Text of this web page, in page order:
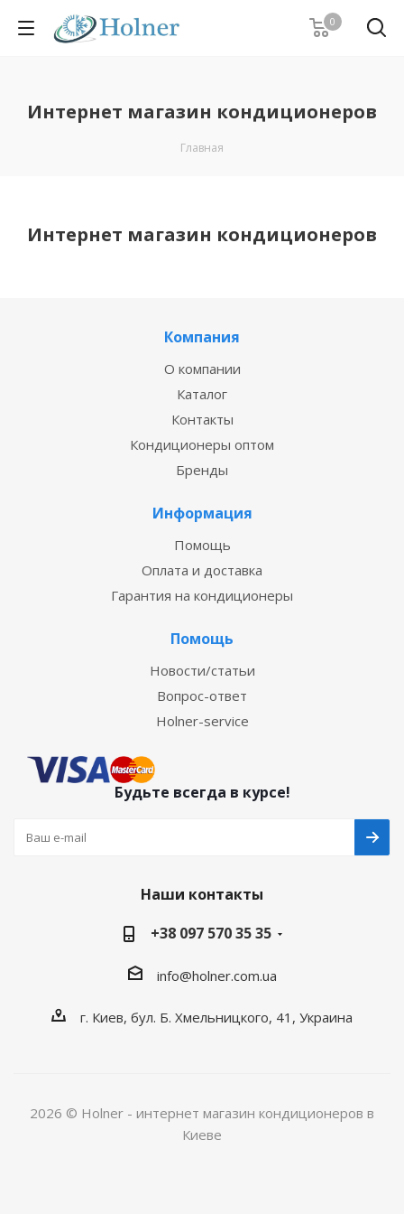
0
Интернет магазин кондиционеров
Главная
Интернет магазин кондиционеров
Компания
О компании
Каталог
Контакты
Кондиционеры оптом
Бренды
Информация
Помощь
Оплата и доставка
Гарантия на кондиционеры
Помощь
Новости/статьи
Вопрос-ответ
Holner-service
Будьте всегда в курсе!
Наши контакты
+38 097 570 35 35
info@holner.com.ua
г. Киев, бул. Б. Хмельницкого, 41, Украина
2026 © Holner - интернет магазин кондиционеров в
Киеве